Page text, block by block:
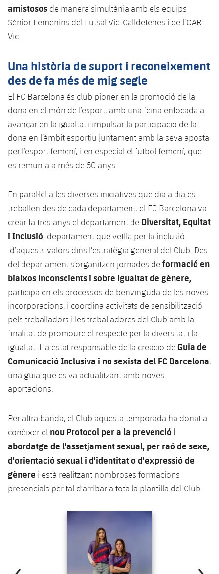
amistosos de manera simultània amb els equips
Sènior Femenins del Futsal Vic-Calldetenes i de l’OAR
Vic.
Una història de suport i reconeixement
des de fa més de mig segle
El FC Barcelona és club pioner en la promoció de la
dona en el món de l’esport, amb una feina enfocada a
avançar en la igualtat i impulsar la participació de la
dona en l’àmbit esportiu juntament amb la seva aposta
per l’esport femení, i en especial el futbol femení, que
es remunta a més de 50 anys.
En paral·lel a les diverses iniciatives que dia a dia es
treballen des de cada departament, el FC Barcelona va
crear fa tres anys el departament de Diversitat, Equitat
i Inclusió, departament que vetlla per la inclusió
d’aquests valors dins l'estratègia general del Club. Des
del departament s’organitzen jornades de formació en
biaixos inconscients i sobre igualtat de gènere,
participa en els processos de benvinguda de les noves
incorporacions, i coordina activitats de sensibilització
pels treballadors i les treballadores del Club amb la
finalitat de promoure el respecte per la diversitat i la
igualtat. Ha estat responsable de la creació de Guia de
Comunicació Inclusiva i no sexista del FC Barcelona,
una guia que es va actualitzant amb noves
aportacions.
Per altra banda, el Club aquesta temporada ha donat a
conèixer el nou Protocol per a la prevenció i
abordatge de l'assetjament sexual, per raó de sexe,
d'orientació sexual i d'identitat o d'expressió de
gènere i està realitzant nombroses formacions
presencials per tal d'arribar a tota la plantilla del Club.